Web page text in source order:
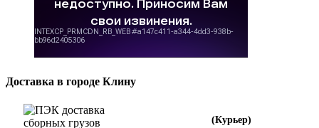
Доставка в городе Клину
(Курьер)